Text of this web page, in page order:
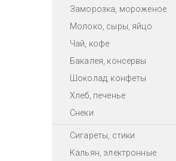
Заморозка, мороженое
Молоко, сыры, яйцо
Чай, кофе
Бакалея, консервы
Шоколад, конфеты
Хлеб, печенье
Снеки
Сигареты, стики
Кальян, электронные